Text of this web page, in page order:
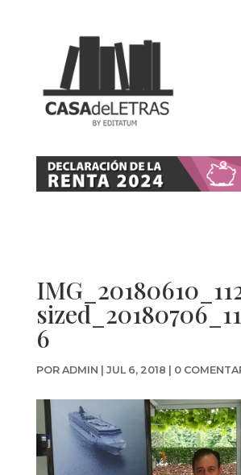
6
POR ADMIN JUL 6, 2018 0